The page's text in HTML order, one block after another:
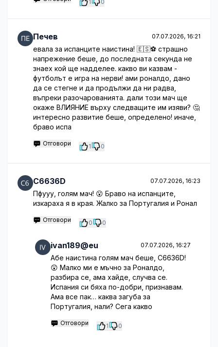
1 0
Печев 07.07.2026, 16:21
евала за испанците наистина! 🇪🇸⚽️ страшно
напрежение беше, до последната секунда не
знаех кой ще надделее. какво ви казвам -
футболът е игра на нерви! ами роналдо, дано
да се стегне и да продължи да ни радва,
въпреки разочарованията. дали този мач ще
окаже ВЛИЯНИЕ върху следващите им изяви? 🤔
интересно развитие беше, определено! иначе,
браво испа
Отговори 1 0
C6636D 07.07.2026, 16:23
Пфууу, голям мач! 😮 Браво на испанците,
изкараха я в края. Жалко за Португалия и Ронал
Отговори 0 0
ivan189@eu 07.07.2026, 16:27
Абе наистина голям мач беше, C6636D!
😲 Малко ми е мъчно за Роналдо,
разбира се, ама хайде, случва се.
Испания си бяха по-добри, признавам.
Ама все пак… каква загуба за
Португалия, нали? Сега какво
Отговори 1 0